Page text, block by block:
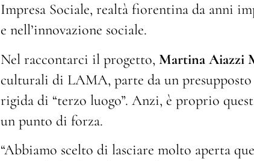
Impresa Sociale, realtà fiorentina da anni
e nell’innovazione sociale.
Nel raccontarci il progetto, Martina Aiazzi
culturali di LAMA, parte da un
rigida di “terzo luogo”. Anzi, è proprio
un punto di forza.
“Abbiamo scelto di lasciare molto aperta